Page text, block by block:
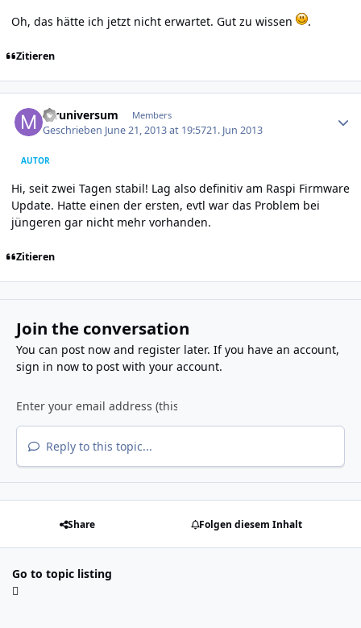
Oh, das hätte ich jetzt nicht erwartet. Gut zu wissen .
Zitieren
mruniversum Members
Geschrieben June 21, 2013 at 19:5721. Jun 2013
AUTOR
Hi, seit zwei Tagen stabil! Lag also definitiv am Raspi Firmware
Update. Hatte einen der ersten, evtl war das Problem bei
jüngeren gar nicht mehr vorhanden.
Zitieren
Join the conversation
You can post now and register later. If you have an account,
sign in nowto post with your account.
Reply to this topic...
Share Folgen diesem Inhalt
Go to topic listing